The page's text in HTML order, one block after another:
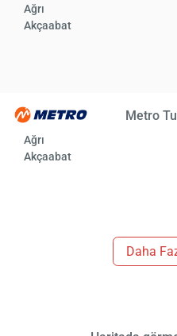
Ağrı
Akçaabat
Metro
Ağrı
Akçaabat
Daha